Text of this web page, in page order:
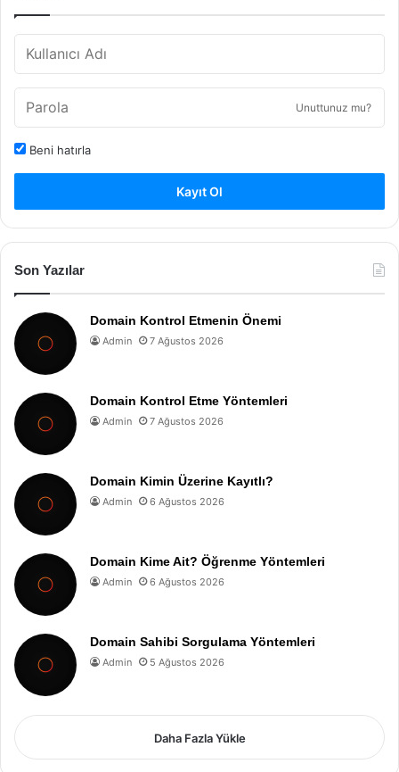
Unuttunuz mu?
Beni hatırla
Kayıt Ol
Son Yazılar
Domain Kontrol Etmenin Önemi
Admin 7 Ağustos 2026
Domain Kontrol Etme Yöntemleri
Admin 7 Ağustos 2026
Domain Kimin Üzerine Kayıtlı?
Admin 6 Ağustos 2026
Domain Kime Ait? Öğrenme Yöntemleri
Admin 6 Ağustos 2026
Domain Sahibi Sorgulama Yöntemleri
Admin 5 Ağustos 2026
Daha Fazla Yükle